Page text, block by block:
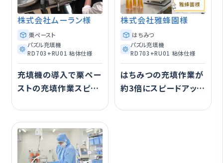
株式会社ムーラン様
栗ペースト
パズル充填機
RD703+RU01 粘体仕様
充填機の導入で栗ペー
ストの充填作業スピー
株式会社雅蜂園様
はちみつ
パズル充填機
RD703+RU01 粘体仕様
はちみつの充填作業が
約3倍にスピードアッ